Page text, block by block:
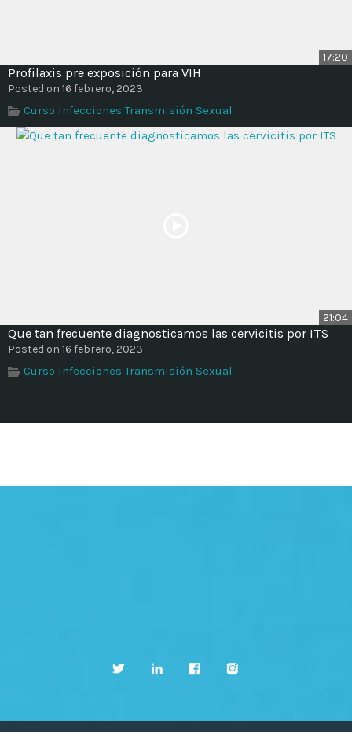
17:20
Profilaxis pre exposición para VIH
Posted on 16 febrero, 2023
Curso Infecciones Transmisión Sexual
21:04
Que tan frecuente diagnosticamos las cervicitis por ITS
Posted on 16 febrero, 2023
Curso Infecciones Transmisión Sexual